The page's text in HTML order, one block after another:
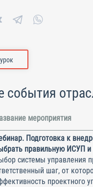
события
мероприятия
Подготовка к
правильную ИСУП и
системы управления
шаг, от
проектного